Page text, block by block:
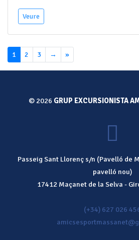
Veure
1 2 3 → »
© 2026 GRUP EXCURSIONISTA
Passeig Sant Llorenç s/n (Pavelló de
pavelló nou)
17412 Maçanet de la Selva -
(+34) 627 026